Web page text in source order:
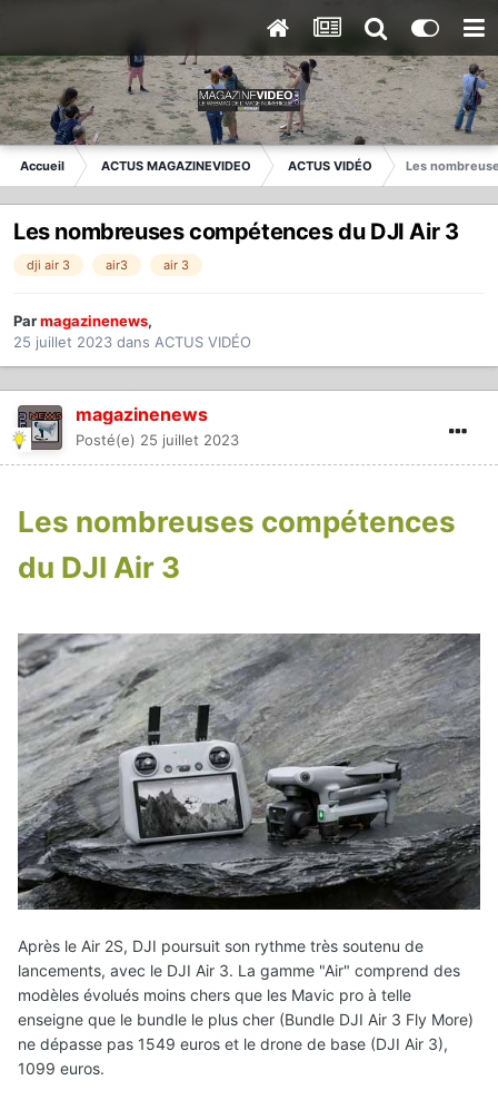
Accueil ACTUS MAGAZINEVIDEO ACTUS VIDÉO Les
Les nombreuses compétences du DJI Air 3
dji air 3 air3 air 3
Parmagazinenews,
25 juillet 2023 dans ACTUS VIDÉO
magazinenews
Posté(e) 25 juillet 2023
Les nombreuses compétences
du DJI Air 3
Après le Air 2S, DJI poursuit son rythme très soutenu de
lancements, avec le DJI Air 3. La gamme "Air" comprend des
modèles évolués moins chers que les Mavic pro à telle
enseigne que le bundle le plus cher (Bundle DJI Air 3 Fly More)
ne dépasse pas 1549 euros et le drone de base (DJI Air 3),
1099 euros.